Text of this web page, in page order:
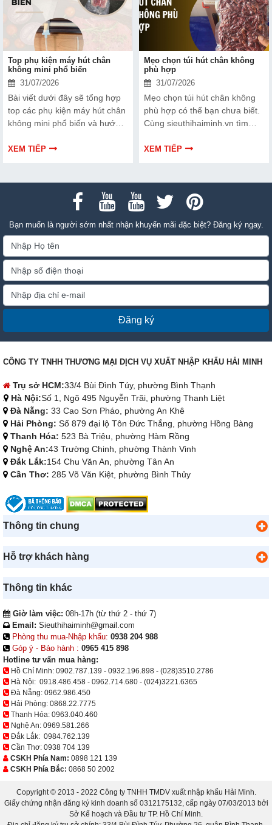
Top phụ kiện máy hút chân
không mini phổ biến
31/07/2026
Bài viết dưới đây sẽ tổng hợp
top các phụ kiện máy hút chân
không mini phổ biến và hướng
chuẩn kỹ thuật ngay tại nhà.
XEM TIẾP
Mẹo chọn túi hút chân không
phù hợp
31/07/2026
Mẹo chọn túi hút chân không
phù hợp có thể bạn chưa biết.
Cùng sieuthihaiminh.vn tìm
thông tin bài viết dưới đây nhé!
XEM TIẾP
Bạn muốn là người sớm nhất nhận khuyến mãi đặc biệt? Đăng ký ngay.
Đăng ký
CÔNG TY TNHH THƯƠNG MẠI DỊCH VỤ XUẤT NHẬP KHẨU HẢI MINH
Trụ sở HCM:33/4 Bùi Đình Túy, phường Bình Thạnh
Hà Nội:Số 1, Ngõ 495 Nguyễn Trãi, phường Thanh Liệt
Đà Nẵng: 33 Cao Sơn Pháo, phường An Khê
Hải Phòng: Số 879 đại lộ Tôn Đức Thắng, phường Hồng Bàng
Thanh Hóa: 523 Bà Triệu, phường Hàm Rồng
Nghệ An:43 Trường Chinh, phường Thành Vinh
Đắk Lắk:154 Chu Văn An, phường Tân An
Cần Thơ: 285 Võ Văn Kiệt, phường Bình Thủy
Thông tin chung
Hỗ trợ khách hàng
Thông tin khác
Giờ làm việc: 08h-17h (từ thứ 2 - thứ 7)
Email: Sieuthihaiminh@gmail.com
Phòng thu mua-Nhập khẩu: 0938 204 988
Góp ý - Bảo hành : 0965 415 898
Hotline tư vấn mua hàng:
Hồ Chí Minh: 0902.787.139 - 0932.196.898 - (028)3510.2786
Hà Nội: 0918.486.458 - 0962.714.680 - (024)3221.6365
Đà Nẵng: 0962.986.450
Hải Phòng: 0868.22.7775
Thanh Hóa: 0963.040.460
Nghệ An: 0969.581.266
Đắk Lắk: 0984.762.139
Cần Thơ: 0938 704 139
CSKH Phía Nam: 0898 121 139
CSKH Phía Bắc: 0868 50 2002
Copyright © 2013 - 2022 Công ty TNHH TMDV xuất nhập khẩu Hải Minh.
Giấy chứng nhận đăng ký kinh doanh số 0312175132, cấp ngày 07/03/2013 bởi
Sở Kế hoạch và Đầu tư TP. Hồ Chí Minh.